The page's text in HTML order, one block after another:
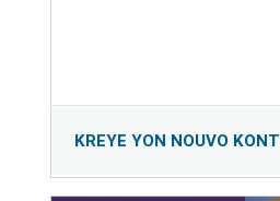
KREYE YON NOUVO KONT